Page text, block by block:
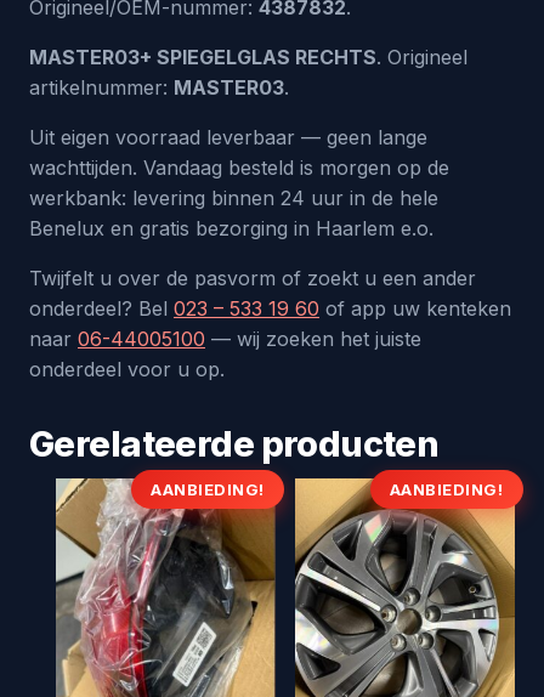
Origineel/OEM-nummer: 4387832.
MASTER03+ SPIEGELGLAS RECHTS. Origineel
artikelnummer: MASTER03.
Uit eigen voorraad leverbaar — geen lange
wachttijden. Vandaag besteld is morgen op de
werkbank: levering binnen 24 uur in de hele
Benelux en gratis bezorging in Haarlem e.o.
Twijfelt u over de pasvorm of zoekt u een ander
onderdeel? Bel 023 – 533 19 60 of app uw kenteken
naar 06-44005100 — wij zoeken het juiste
onderdeel voor u op.
Gerelateerde producten
AANBIEDING! AANBIEDING!